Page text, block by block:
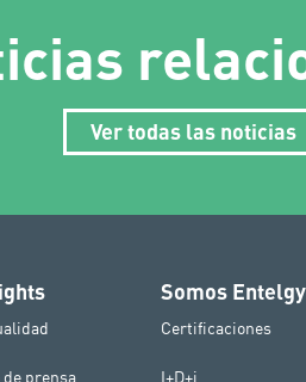
Ver todas las noticias
de prensa
Somos Entelgy
Certificaciones
I+D+i